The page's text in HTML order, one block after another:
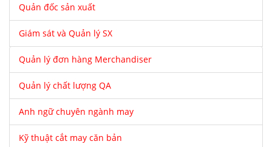
Quản đốc sản xuất
Giám sát và Quản lý SX
Quản lý đơn hàng Merchandiser
Quản lý chất lượng QA
Anh ngữ chuyên ngành may
Kỹ thuật cắt may căn bản